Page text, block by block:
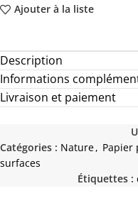
Ajouter à la liste
Description
Informations
Livraison et paiement
Catégories : Nature, Papier
surfaces
Étiquettes :